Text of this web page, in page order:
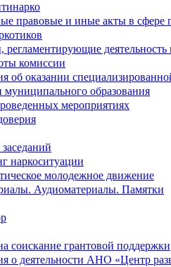
правовые и иные акты в сфере
регламентирующие деятельность
комиссии
об оказании
муниципального образования
мероприятиях
наркоситуации
молодежное движение
Аудиоматериалы. Памятки
соискание грантовой поддержки
о деятельности АНО «Центр